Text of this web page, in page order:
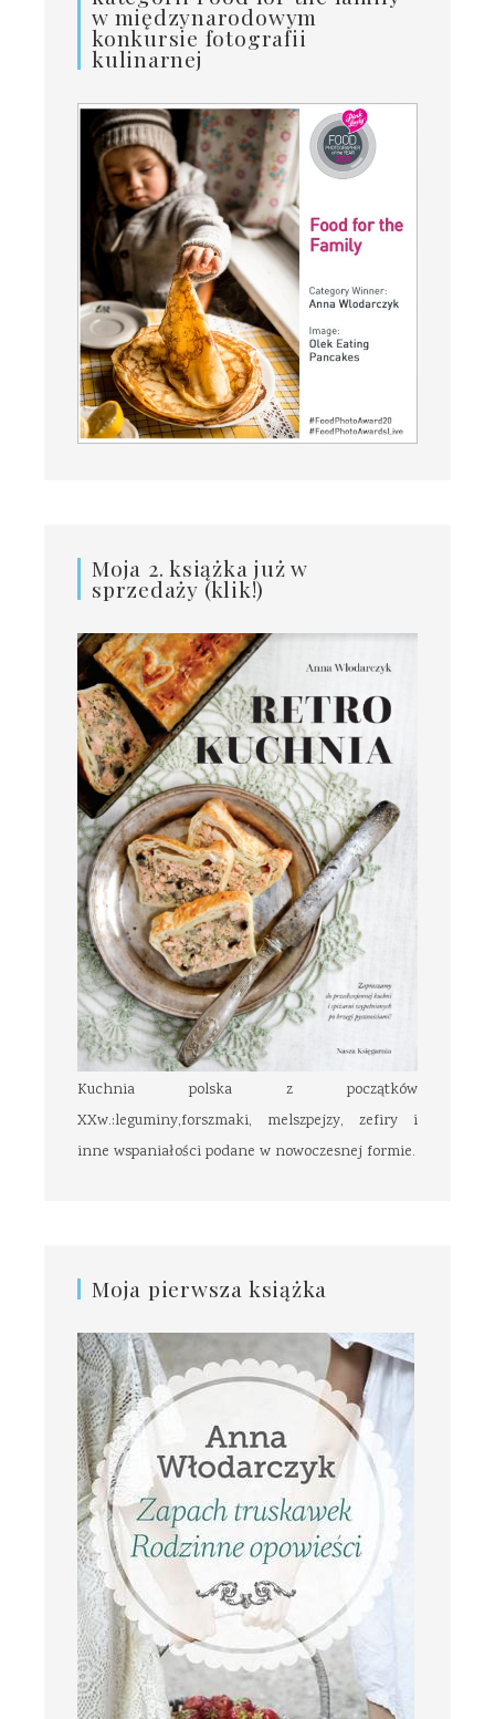
w międzynarodowym
konkursie fotografii
kulinarnej
Moja 2. książka już w
sprzedaży (klik!)
Kuchnia polska z początków
XXw.:leguminy,forszmaki, melszpejzy, zefiry i
inne wspaniałości podane w nowoczesnej formie.
Moja pierwsza książka